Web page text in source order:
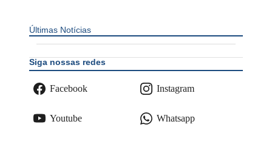
Últimas Notícias
Siga nossas redes
Facebook Instagram
Youtube Whatsapp